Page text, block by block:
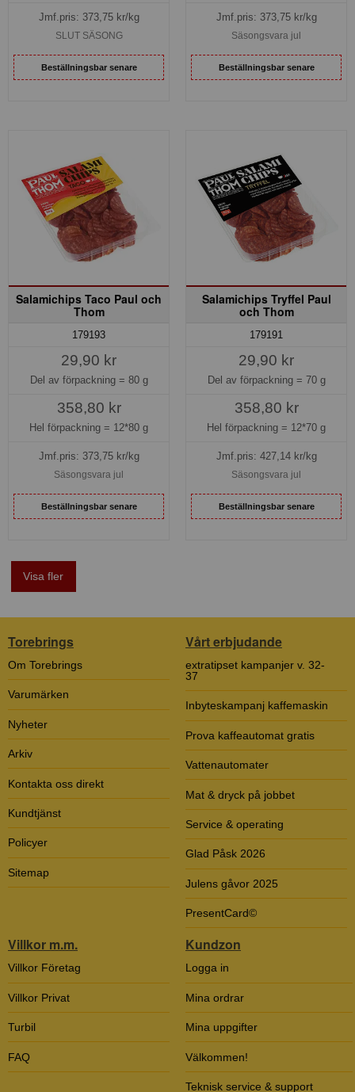
Jmf.pris: 373,75kr/kg
SLUT SÄSONG
Beställningsbar senare
Jmf.pris: 373,75kr/kg
Säsongsvara jul
Beställningsbar senare
Salamichips Taco Paul och
Thom
179193
29,90 kr
Del av förpackning = 80 g
358,80 kr
Hel förpackning = 12*80 g
Jmf.pris: 373,75kr/kg
Säsongsvara jul
Beställningsbar senare
Salamichips Tryffel Paul
och Thom
179191
29,90 kr
Del av förpackning = 70 g
358,80 kr
Hel förpackning = 12*70 g
Jmf.pris: 427,14kr/kg
Säsongsvara jul
Beställningsbar senare
Visa fler
Torebrings
Om Torebrings
Varumärken
Nyheter
Arkiv
Kontakta oss direkt
Kundtjänst
Policyer
Sitemap
Vårt erbjudande
extratipset kampanjer v. 32-
37
Inbyteskampanj kaffemaskin
Prova kaffeautomat gratis
Vattenautomater
Mat & dryck på jobbet
Service & operating
Glad Påsk 2026
Julens gåvor 2025
PresentCard©
Villkor m.m.
Villkor Företag
Villkor Privat
Turbil
FAQ
Kundzon
Logga in
Mina ordrar
Mina uppgifter
Välkommen!
Teknisk service & support